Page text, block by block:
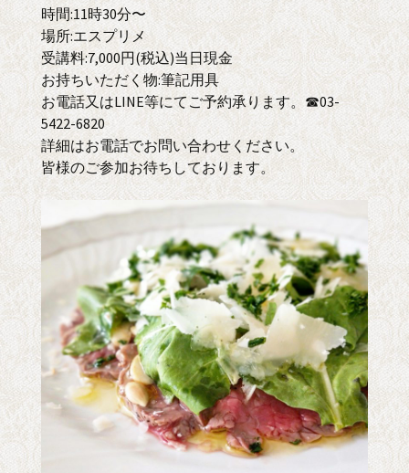
時間:11時30分〜
場所:エスプリメ
受講料:7,000円(税込)当日現金
お持ちいただく物:筆記用具
お電話又はLINE等にてご予約承ります。☎03-
5422-6820
詳細はお電話でお問い合わせください。
皆様のご参加お待ちしております。